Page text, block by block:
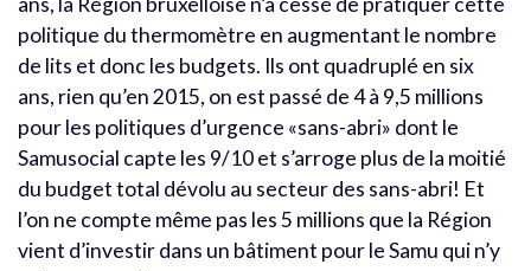
politique du thermomètre en augmentant le nombre
de lits et donc les budgets. Ils ont quadruplé en six
ans, rien qu’en 2015, on est passé de 4 à 9,5 millions
pour les politiques d’urgence «sans-abri» dont le
Samusocial capte les 9/10 et s’arroge plus de la moitié
du budget total dévolu au secteur des sans-abri! Et
l’on ne compte même pas les 5 millions que la Région
vient d’investir dans un bâtiment pour le Samu qui n’y